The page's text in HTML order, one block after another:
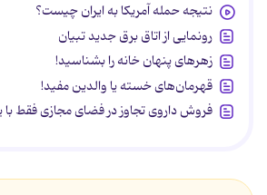
نتیجه حمله آمریکا به ایران چیست؟
رونمایی از اتاق برق جدید تبیان
زهرهای پنهان خانه را بشناسید!
قهرمان‌های خسته یا والدین مفید!
فروش داروی تجاوز در فضای مجازی فقط